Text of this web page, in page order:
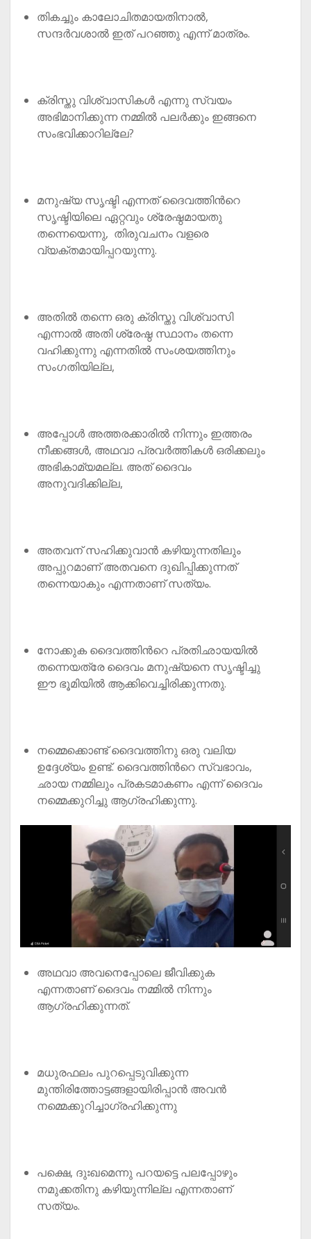
തികച്ചും കാലോചിതമായതിനാൽ,
സന്ദർവശാൽ ഇത് പറഞ്ഞു എന്ന് മാത്രം.
ക്രിസ്തു വിശ്വാസികൾ എന്നു സ്വയം
അഭിമാനിക്കുന്ന നമ്മിൽ പലർക്കും ഇങ്ങനെ
സംഭവിക്കാറില്ലേ?
മനുഷ്യ സൃഷ്ടി എന്നത് ദൈവത്തിൻറെ
സൃഷ്ടിയിലെ ഏറ്റവും ശ്രേഷ്ഠമായതു
തന്നെയെന്നു, തിരുവചനം വളരെ
വ്യക്തമായിപ്പറയുന്നു.
അതിൽ തന്നെ ഒരു ക്രിസ്തു വിശ്വാസി
എന്നാൽ അതി ശ്രേഷ്ഠ സ്ഥാനം തന്നെ
വഹിക്കുന്നു എന്നതിൽ സംശയത്തിനും
സംഗതിയില്ല,
അപ്പോൾ അത്തരക്കാരിൽ നിന്നും ഇത്തരം
നീക്കങ്ങൾ, അഥവാ പ്രവർത്തികൾ ഒരിക്കലും
അഭികാമ്യമല്ല. അത് ദൈവം
അനുവദിക്കില്ല,
അതവന് സഹിക്കുവാൻ കഴിയുന്നതിലും
അപ്പുറമാണ് അതവനെ ദുഖിപ്പിക്കുന്നത്
തന്നെയാകും എന്നതാണ് സത്യം.
നോക്കുക ദൈവത്തിൻറെ പ്രതിഛായയിൽ
തന്നെയത്രേ ദൈവം മനുഷ്യനെ സൃഷ്ടിച്ചു
ഈ ഭൂമിയിൽ ആക്കിവെച്ചിരിക്കുന്നതു.
നമ്മെക്കൊണ്ട് ദൈവത്തിനു ഒരു വലിയ
ഉദ്ദേശ്യം ഉണ്ട്. ദൈവത്തിൻറെ സ്വഭാവം,
ഛായ നമ്മിലും പ്രകടമാകണം എന്ന് ദൈവം
നമ്മെക്കുറിച്ചു ആഗ്രഹിക്കുന്നു.
അഥവാ അവനെപ്പോലെ ജീവിക്കുക
എന്നതാണ് ദൈവം നമ്മിൽ നിന്നും
ആഗ്രഹിക്കുന്നത്.
മധുരഫലം പുറപ്പെടുവിക്കുന്ന
മുന്തിരിത്തോട്ടങ്ങളായിരിപ്പാൻ അവൻ
നമ്മെക്കുറിച്ചാഗ്രഹിക്കുന്നു
പക്ഷെ, ദുഃഖമെന്നു പറയട്ടെ പലപ്പോഴും
നമുക്കതിനു കഴിയുന്നില്ല എന്നതാണ്
സത്യം.